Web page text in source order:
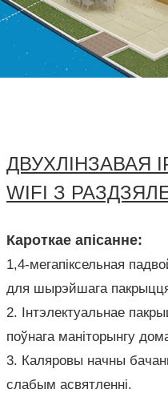
ДВУХЛІНЗАВАЯ
WIFI З
Кароткае апісанне:
1,4-мегапіксельная
для шырэйшага
2. Інтэлектуальнае
поўнага маніторынгу
3. Каляровы начны
слабым асвятленні.